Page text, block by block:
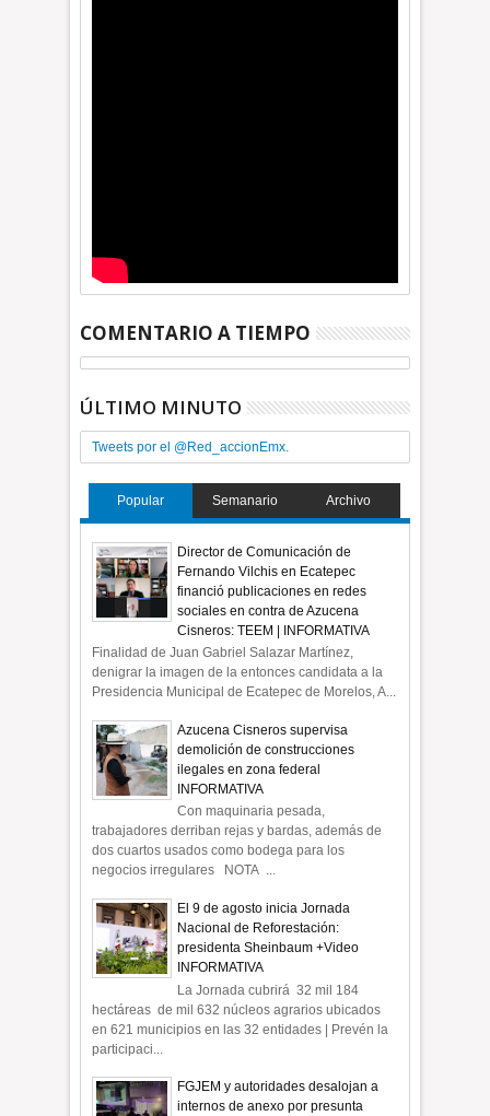
COMENTARIO A TIEMPO
ÚLTIMO MINUTO
Tweets por el @Red_accionEmx.
Popular Semanario Archivo
Director de Comunicación de
Fernando Vilchis en Ecatepec
financió publicaciones en redes
sociales en contra de Azucena
Cisneros: TEEM | INFORMATIVA
Finalidad de Juan Gabriel Salazar Martínez,
denigrar la imagen de la entonces candidata a la
Presidencia Municipal de Ecatepec de Morelos, A...
Azucena Cisneros supervisa
demolición de construcciones
ilegales en zona federal
INFORMATIVA
Con maquinaria pesada,
trabajadores derriban rejas y bardas, además de
dos cuartos usados como bodega para los
negocios irregulares NOTA ...
El 9 de agosto inicia Jornada
Nacional de Reforestación:
presidenta Sheinbaum +Video
INFORMATIVA
La Jornada cubrirá 32 mil 184
hectáreas de mil 632 núcleos agrarios ubicados
en 621 municipios en las 32 entidades | Prevén la
participaci...
FGJEM y autoridades desalojan a
internos de anexo por presunta